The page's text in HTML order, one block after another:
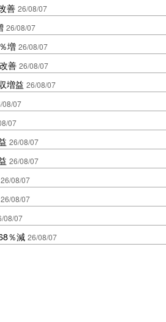
善 26/08/07
26/08/07
増 26/08/07
善 26/08/07
増益 26/08/07
08/07
07
26/08/07
26/08/07
26/08/07
26/08/07
08/07
％減 26/08/07